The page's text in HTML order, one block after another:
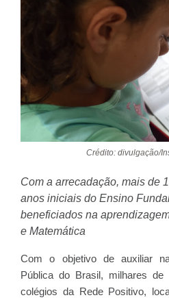
Crédito: divulgação/
Com a arrecadação, mais de
anos iniciais do Ensino
beneficiados na
e Matemática
Com o objetivo de auxiliar
Pública do Brasil, milhares
colégios da Rede Positivo,